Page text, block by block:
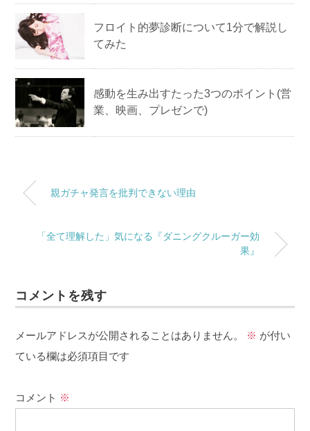
フロイト的夢診断について1分で解説し
てみた
感動を生み出すたった3つのポイント(営
業、映画、プレゼンで)
親ガチャ発言を批判できない理由
「全て理解した」気になる『ダニングクルーガー効
果』
コメントを残す
メールアドレスが公開されることはありません。 ※ が付い
ている欄は必須項目です
コメント ※